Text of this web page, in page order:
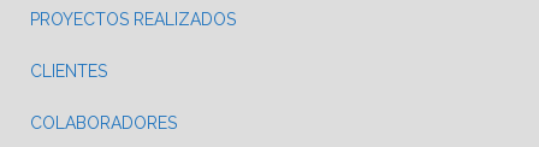
PROYECTOS REALIZADOS
CLIENTES
COLABORADORES